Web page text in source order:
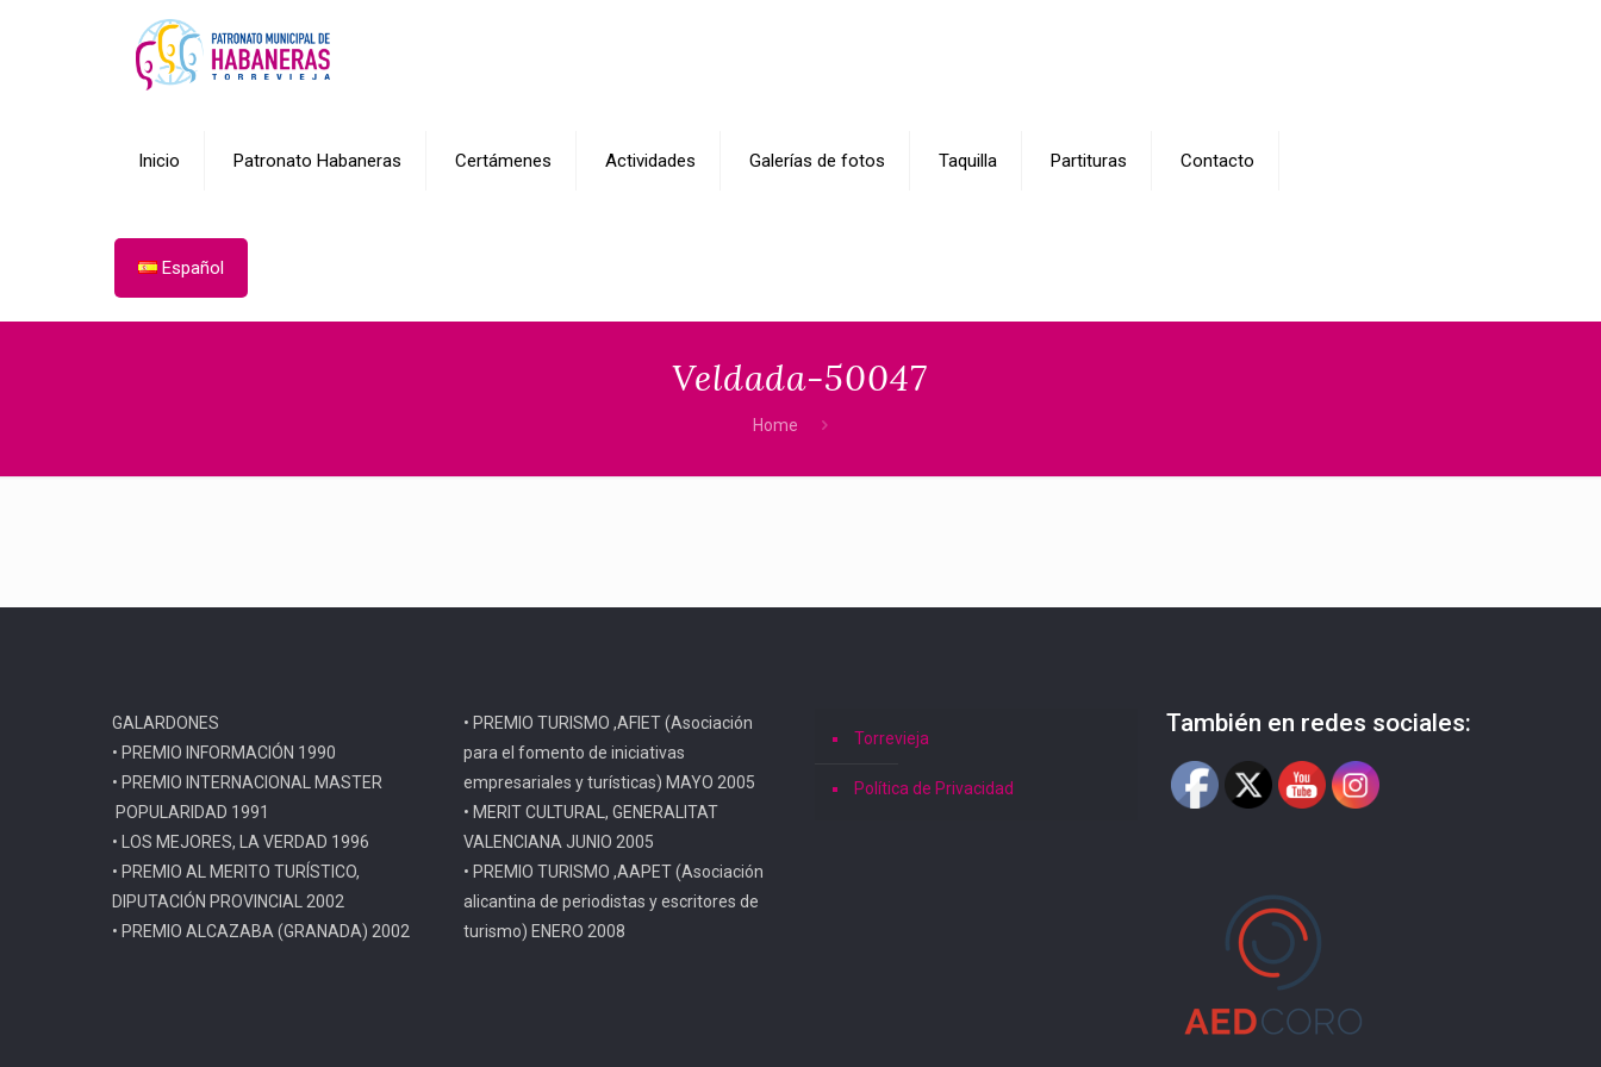
Inicio Patronato Habaneras Certámenes Actividades Galerías de fotos Taquilla Partituras Contacto
Español
Veldada-50047
Home
GALARDONES
• PREMIO INFORMACIÓN 1990
• PREMIO INTERNACIONAL MASTER
POPULARIDAD 1991
• LOS MEJORES, LA VERDAD 1996
• PREMIO AL MERITO TURÍSTICO,
DIPUTACIÓN PROVINCIAL 2002
• PREMIO ALCAZABA (GRANADA) 2002
• PREMIO TURISMO ,AFIET (Asociación
para el fomento de iniciativas
empresariales y turísticas) MAYO 2005
• MERIT CULTURAL, GENERALITAT
VALENCIANA JUNIO 2005
• PREMIO TURISMO ,AAPET (Asociación
alicantina de periodistas y escritores de
turismo) ENERO 2008
Torrevieja
Política de Privacidad
También en redes sociales: